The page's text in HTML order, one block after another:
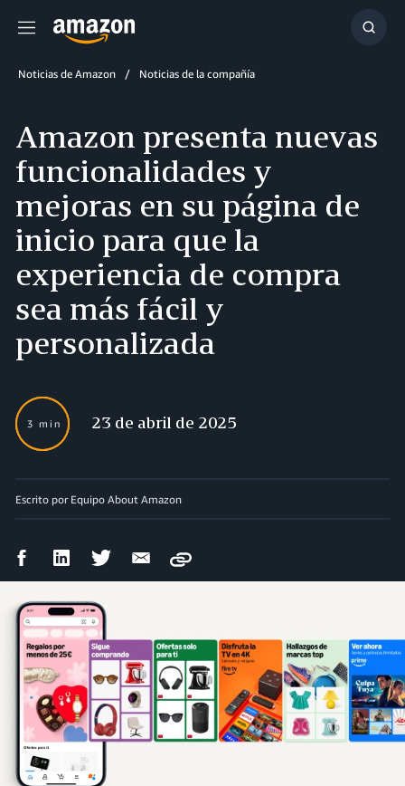
Menú
Noticias de Amazon Noticias de la compañía
Amazon presenta nuevas
funcionalidades y
mejoras en su página de
inicio para que la
experiencia de compra
sea más fácil y
personalizada
3 min 23 de abril de 2025
Escrito por Equipo About Amazon
CompartirCompartirCompartirCompartir
Copy